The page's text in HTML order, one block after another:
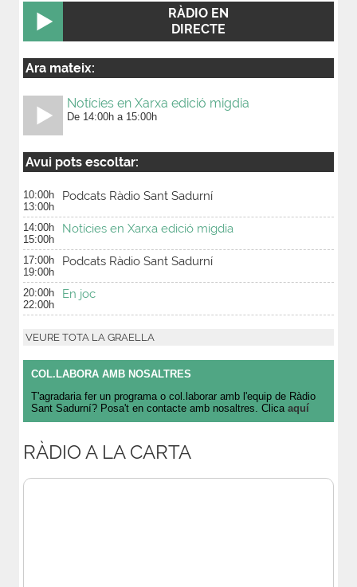
RÀDIO EN
DIRECTE
Ara mateix:
Notícies en Xarxa edició migdia
De 14:00h a 15:00h
Avui pots escoltar:
10:00h
13:00h
Podcats Ràdio Sant Sadurní
14:00h
15:00h
Notícies en Xarxa edició migdia
17:00h
19:00h
Podcats Ràdio Sant Sadurní
20:00h
22:00h
En joc
VEURE TOTA LA GRAELLA
COL.LABORA AMB NOSALTRES
T'agradaria fer un programa o col.laborar amb l'equip de Ràdio
Sant Sadurní? Posa't en contacte amb nosaltres. Clica aquí
RÀDIO A LA CARTA